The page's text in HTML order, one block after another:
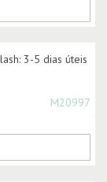
M20997